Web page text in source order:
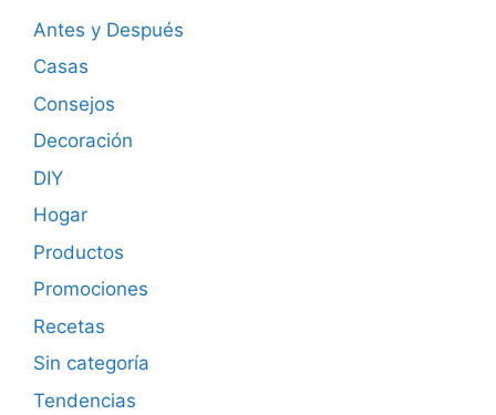
Antes y Después
Casas
Consejos
Decoración
DIY
Hogar
Productos
Promociones
Recetas
Sin categoría
Tendencias